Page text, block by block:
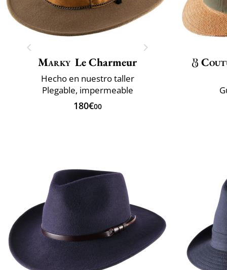
Marky Le Charmeur
Hecho en nuestro taller
Plegable, impermeable
180€00